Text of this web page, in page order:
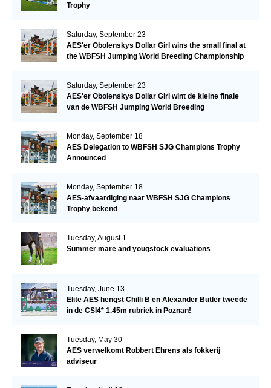
Trophy
Saturday, September 23
AES'er Obolenskys Dollar Girl wins the small final at
the WBFSH Jumping World Breeding Championship
Saturday, September 23
AES'er Obolenskys Dollar Girl wint de kleine finale
van de WBFSH Jumping World Breeding
Monday, September 18
AES Delegation to WBFSH SJG Champions Trophy
Announced
Monday, September 18
AES-afvaardiging naar WBFSH SJG Champions
Trophy bekend
Tuesday, August 1
Summer mare and yougstock evaluations
Tuesday, June 13
Elite AES hengst Chilli B en Alexander Butler tweede
in de CSI4* 1.45m rubriek in Poznan!
Tuesday, May 30
AES verwelkomt Robbert Ehrens als fokkerij
adviseur